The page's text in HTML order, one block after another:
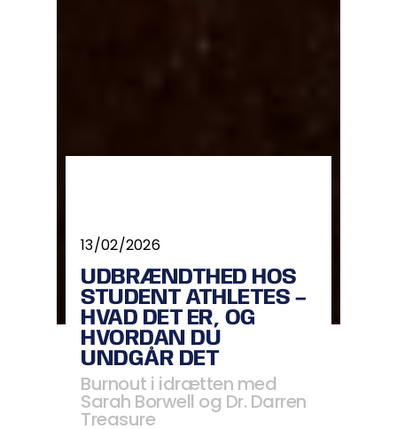
13/02/2026
UDBRÆNDTHED HOS
STUDENT ATHLETES –
HVAD DET ER, OG
HVORDAN DU
UNDGÅR DET
Burnout i idrætten med
Sarah Borwell og Dr. Darren
Treasure